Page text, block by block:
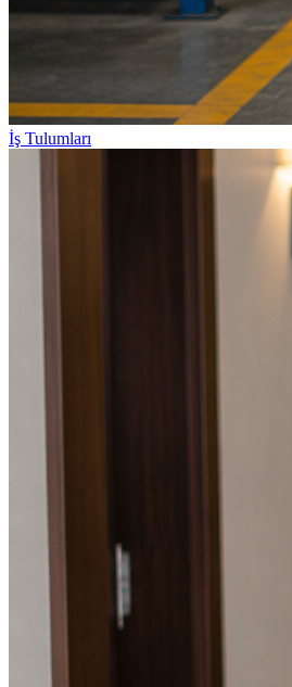
İş Tulumları